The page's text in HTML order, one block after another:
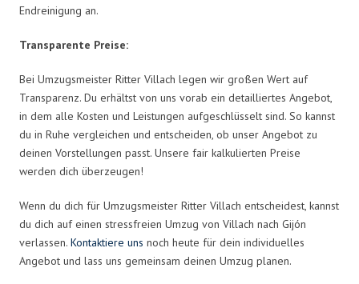
Endreinigung an.
Transparente Preise:
Bei Umzugsmeister Ritter Villach legen wir großen Wert auf
Transparenz. Du erhältst von uns vorab ein detailliertes Angebot,
in dem alle Kosten und Leistungen aufgeschlüsselt sind. So kannst
du in Ruhe vergleichen und entscheiden, ob unser Angebot zu
deinen Vorstellungen passt. Unsere fair kalkulierten Preise
werden dich überzeugen!
Wenn du dich für Umzugsmeister Ritter Villach entscheidest, kannst
du dich auf einen stressfreien Umzug von Villach nach Gijón
verlassen. Kontaktiere uns noch heute für dein individuelles
Angebot und lass uns gemeinsam deinen Umzug planen.